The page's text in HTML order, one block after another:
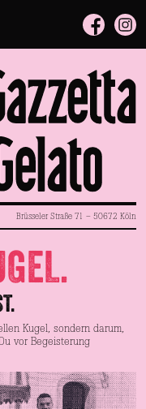
Brüsseler Straße 71 – 50672 Köln
Kugel, sondern darum,
vor Begeisterung